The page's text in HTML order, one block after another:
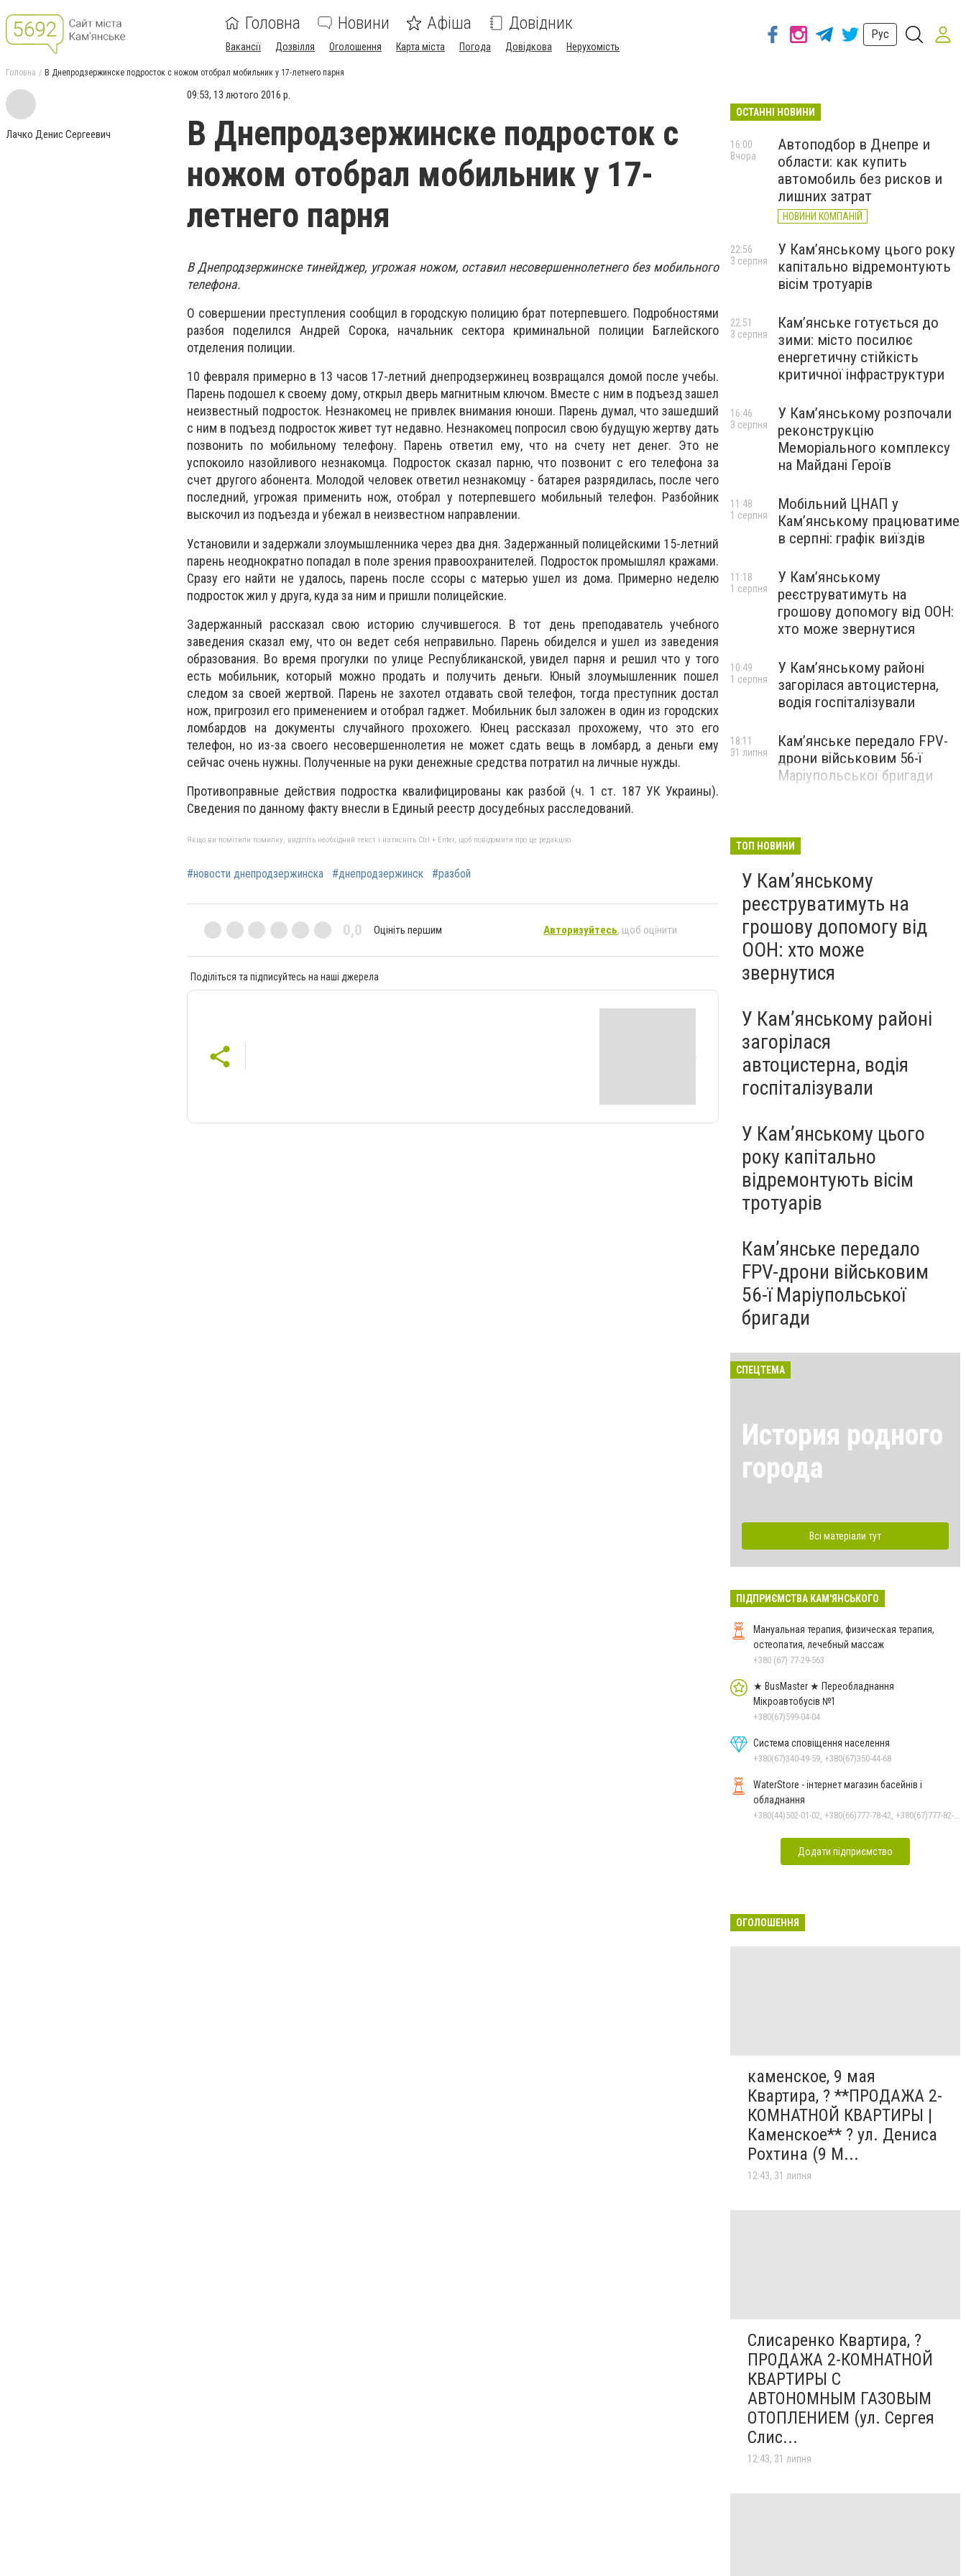
Головна Новини Афіша Довідник
Вакансії Дозвілля Оголошення Карта міста Погода Довідкова Нерухомість
Рус
Головна В Днепродзержинске подросток с ножом отобрал мобильник у 17-летнего парня
Лачко Денис Сергеевич
09:53, 13 лютого 2016 р.
В Днепродзержинске подросток с
ножом отобрал мобильник у 17-
летнего парня
В Днепродзержинске тинейджер, угрожая ножом, оставил несовершеннолетнего без мобильного
телефона.
О совершении преступления сообщил в городскую полицию брат потерпевшего. Подробностями
разбоя поделился Андрей Сорока, начальник сектора криминальной полиции Баглейского
отделения полиции.
10 февраля примерно в 13 часов 17-летний днепродзержинец возвращался домой после учебы.
Парень подошел к своему дому, открыл дверь магнитным ключом. Вместе с ним в подъезд зашел
неизвестный подросток. Незнакомец не привлек внимания юноши. Парень думал, что зашедший
с ним в подъезд подросток живет тут недавно. Незнакомец попросил свою будущую жертву дать
позвонить по мобильному телефону. Парень ответил ему, что на счету нет денег. Это не
успокоило назойливого незнакомца. Подросток сказал парню, что позвонит с его телефона за
счет другого абонента. Молодой человек ответил незнакомцу - батарея разрядилась, после чего
последний, угрожая применить нож, отобрал у потерпевшего мобильный телефон. Разбойник
выскочил из подъезда и убежал в неизвестном направлении.
Установили и задержали злоумышленника через два дня. Задержанный полицейскими 15-летний
парень неоднократно попадал в поле зрения правоохранителей. Подросток промышлял кражами.
Сразу его найти не удалось, парень после ссоры с матерью ушел из дома. Примерно неделю
подросток жил у друга, куда за ним и пришли полицейские.
Задержанный рассказал свою историю случившегося. В тот день преподаватель учебного
заведения сказал ему, что он ведет себя неправильно. Парень обиделся и ушел из заведения
образования. Во время прогулки по улице Республиканской, увидел парня и решил что у того
есть мобильник, который можно продать и получить деньги. Юный злоумышленник пошел
следом за своей жертвой. Парень не захотел отдавать свой телефон, тогда преступник достал
нож, пригрозил его применением и отобрал гаджет. Мобильник был заложен в один из городских
ломбардов на документы случайного прохожего. Юнец рассказал прохожему, что это его
телефон, но из-за своего несовершеннолетия не может сдать вещь в ломбард, а деньги ему
сейчас очень нужны. Полученные на руки денежные средства потратил на личные нужды.
Противоправные действия подростка квалифицированы как разбой (ч. 1 ст. 187 УК Украины).
Сведения по данному факту внесли в Единый реестр досудебных расследований.
Якщо ви помітили помилку, виділіть необхідний текст і натисніть Ctrl + Enter, щоб повідомити про це редакцію
#новости днепродзержинска #днепродзержинск #разбой
0,0 Оцініть першим Авторизуйтесь, щоб оцінити
Поділіться та підписуйтесь на наші джерела
ОСТАННІ НОВИНИ
Автоподбор в Днепре и
области: как купить
автомобиль без рисков и
лишних затрат
НОВИНИ КОМПАНІЙ
16:00
Вчора
У Кам’янському цього року
капітально відремонтують
вісім тротуарів
22:56
3 серпня
Кам’янське готується до
зими: місто посилює
енергетичну стійкість
критичної інфраструктури
22:51
3 серпня
У Кам’янському розпочали
реконструкцію
Меморіального комплексу
на Майдані Героїв
16:46
3 серпня
Мобільний ЦНАП у
Кам’янському працюватиме
в серпні: графік виїздів
11:48
1 серпня
У Кам’янському
реєструватимуть на
грошову допомогу від ООН:
хто може звернутися
11:18
1 серпня
У Кам’янському районі
загорілася автоцистерна,
водія госпіталізували
10:49
1 серпня
Кам’янське передало FPV-
дрони військовим 56-ї
Маріупольської бригади
18:11
31 липня
ТОП НОВИНИ
У Кам’янському
реєструватимуть на
грошову допомогу від
ООН: хто може
звернутися
У Кам’янському районі
загорілася
автоцистерна, водія
госпіталізували
У Кам’янському цього
року капітально
відремонтують вісім
тротуарів
Кам’янське передало
FPV-дрони військовим
56-ї Маріупольської
бригади
СПЕЦТЕМА
История родного
города
Всі матеріали тут
ПІДПРИЄМСТВА КАМ'ЯНСЬКОГО
Мануальная терапия, физическая терапия,
остеопатия, лечебный массаж
+380 (67) 77-29-563
★ BusMaster ★ Переобладнання
Мікроавтобусів №1
+380(67)599-04-04
Система сповіщення населення
+380(67)340-49-59, +380(67)350-44-68
WaterStore - інтернет магазин басейнів і
обладнання
Додати підприємство
ОГОЛОШЕННЯ
каменское, 9 мая
Квартира, ? **ПРОДАЖА 2-
КОМНАТНОЙ КВАРТИРЫ |
Каменское** ? ул. Дениса
Рохтина (9 М...
12:43, 31 липня
Слисаренко Квартира, ?
ПРОДАЖА 2-КОМНАТНОЙ
КВАРТИРЫ С
АВТОНОМНЫМ ГАЗОВЫМ
ОТОПЛЕНИЕМ (ул. Сергея
Слис...
12:43, 31 липня